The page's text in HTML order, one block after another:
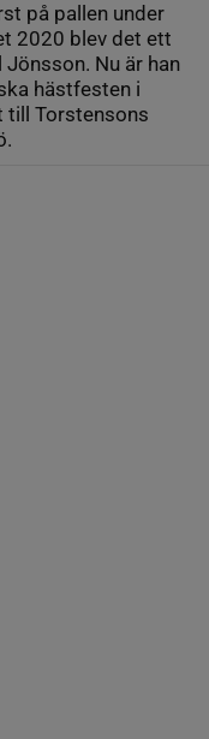
på pallen under
2020 blev det ett
Nu är han
hästfesten i
till Torstensons